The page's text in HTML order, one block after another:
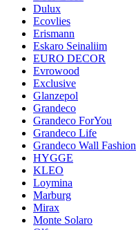
Dulux
Ecovlies
Erismann
Eskaro Seinaliim
EURO DECOR
Evrowood
Exclusive
Glanzepol
Grandeco
Grandeco ForYou
Grandeco Life
Grandeco Wall Fashion
HYGGE
KLEO
Loymina
Marburg
Mirax
Monte Solaro